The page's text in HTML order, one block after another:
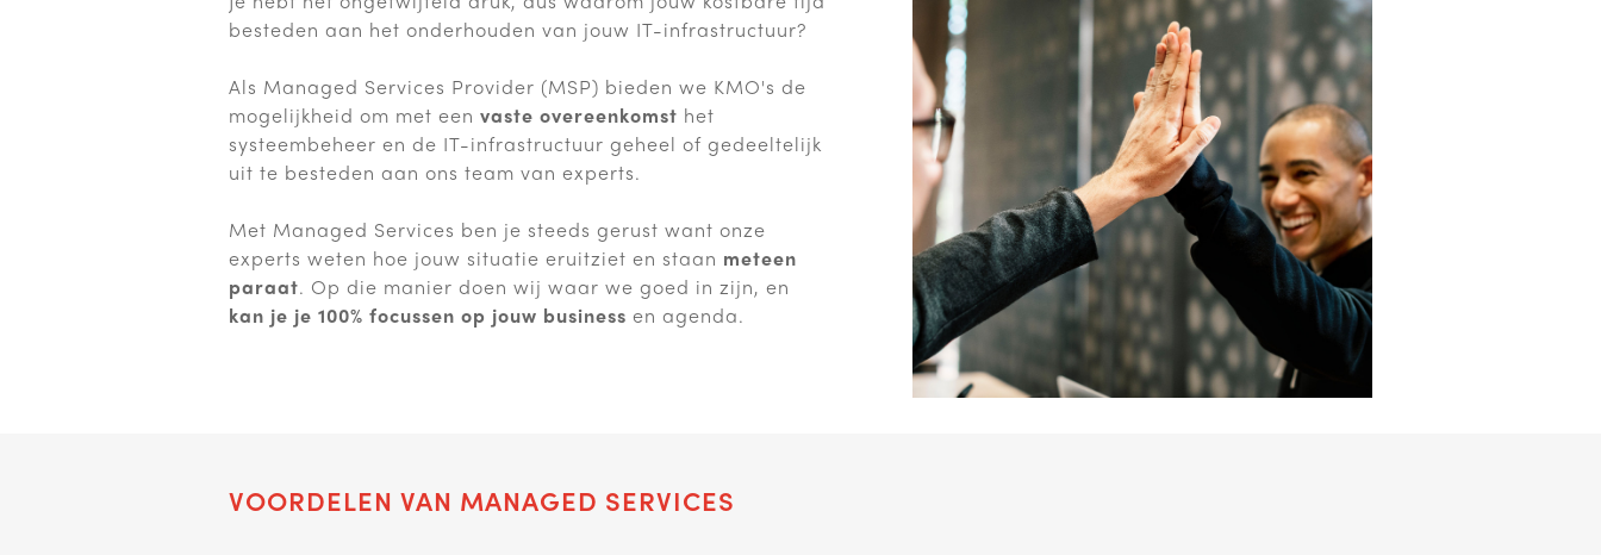
besteden aan het onderhouden van jouw IT-infrastructuur?
Als Managed Services Provider (MSP) bieden we KMO's de
mogelijkheid om met een vaste overeenkomst het
systeembeheer en de IT-infrastructuur geheel of gedeeltelijk
uit te besteden aan ons team van experts.
Met Managed Services ben je steeds gerust want onze
experts weten hoe jouw situatie eruitziet en staan meteen
paraat. Op die manier doen wij waar we goed in zijn, en
kan je je 100% focussen op jouw business en agenda.
VOORDELEN VAN MANAGED SERVICES